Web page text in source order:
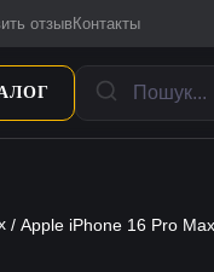
отзывКонтакты
/ Apple iPhone 16 Pro